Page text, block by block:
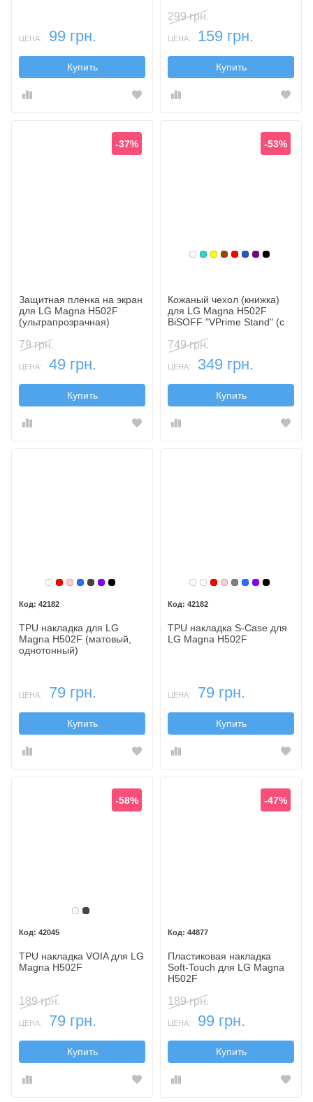
ЦЕНА: 99 грн.
Купить
299 грн.
ЦЕНА: 159 грн.
Купить
-37%
Защитная пленка на экран
для LG Magna H502F
(ультрапрозрачная)
79 грн.
ЦЕНА: 49 грн.
Купить
Белый
Бирюзовый
Желтый
Коричневый
Красный
Синий,Черный
-53%
Кожаный чехол (книжка)
для LG Magna H502F
BiSOFF "VPrime Stand" (с
749 грн.
ЦЕНА: 349 грн.
Купить
Бесцветный
Красный
Розовый
Синий
Темный
Фиолетовый
Черный
42182
TPU накладка для LG
Magna H502F (матовый,
однотонный)
ЦЕНА: 79 грн.
Купить
Белый
Бесцветный
Красный
Розовый
Серый
СинийЧерный
42182
TPU накладка S-Case для
LG Magna H502F
ЦЕНА: 79 грн.
Купить
Белый
Темный
-58%
42045
TPU накладка VOIA для LG
Magna H502F
189 грн.
ЦЕНА: 79 грн.
Купить
-47%
44877
Пластиковая накладка
Soft-Touch для LG Magna
H502F
189 грн.
ЦЕНА: 99 грн.
Купить